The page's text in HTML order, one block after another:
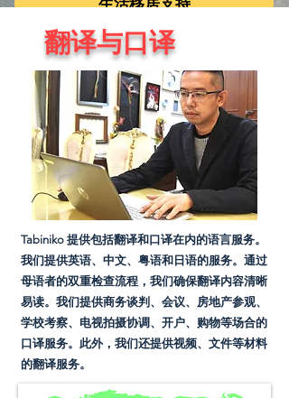
翻译与口译
Tabiniko 提供包括翻译和口译在内的语言服务。
我们提供英语、中文、粤语和日语的服务。通过
母语者的双重检查流程，我们确保翻译内容清晰
易读。我们提供商务谈判、会议、房地产参观、
学校考察、电视拍摄协调、开户、购物等场合的
口译服务。此外，我们还提供视频、文件等材料
的翻译服务。